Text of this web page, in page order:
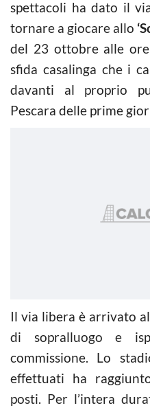
spettacoli ha dato il
tornare a giocare allo
del 23 ottobre alle
sfida casalinga che i
davanti al proprio
Pescara delle prime
Il via libera è arrivato
di sopralluogo e
commissione. Lo
effettuati ha
posti. Per l’intera